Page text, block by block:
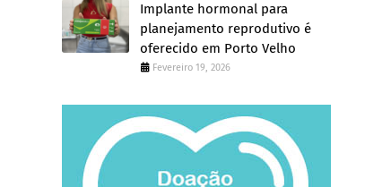
Implante hormonal para
planejamento reprodutivo é
oferecido em Porto Velho
Fevereiro 19, 2026